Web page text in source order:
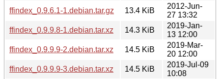
ffindex_0.9.6.1-1.debian.tar.gz
13.4 KiB
2012-Jun-
27 13:32
ffindex_0.9.9.8-1.debian.tar.xz
14.3 KiB
2019-Jan-
13 12:00
ffindex_0.9.9.9-2.debian.tar.xz
14.5 KiB
2019-Mar-
20 12:00
ffindex_0.9.9.9-3.debian.tar.xz
14.5 KiB
2019-Jul-09
10:08